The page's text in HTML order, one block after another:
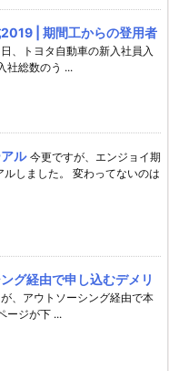
| 期間工からの登用者
、トヨタ自動車の新入社員入
社総数のう ...
ル 今更ですが、エンジョイ期
しました。 変わってないのは
グ経由で申し込むデメリ
、アウトソーシング経由で本
ージが下 ...